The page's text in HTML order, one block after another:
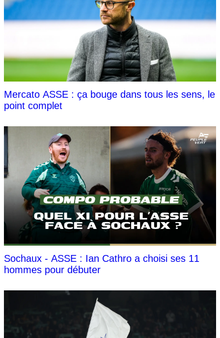
Mercato ASSE : ça bouge dans tous les sens, le
point complet
Sochaux - ASSE : Ian Cathro a choisi ses 11
hommes pour débuter